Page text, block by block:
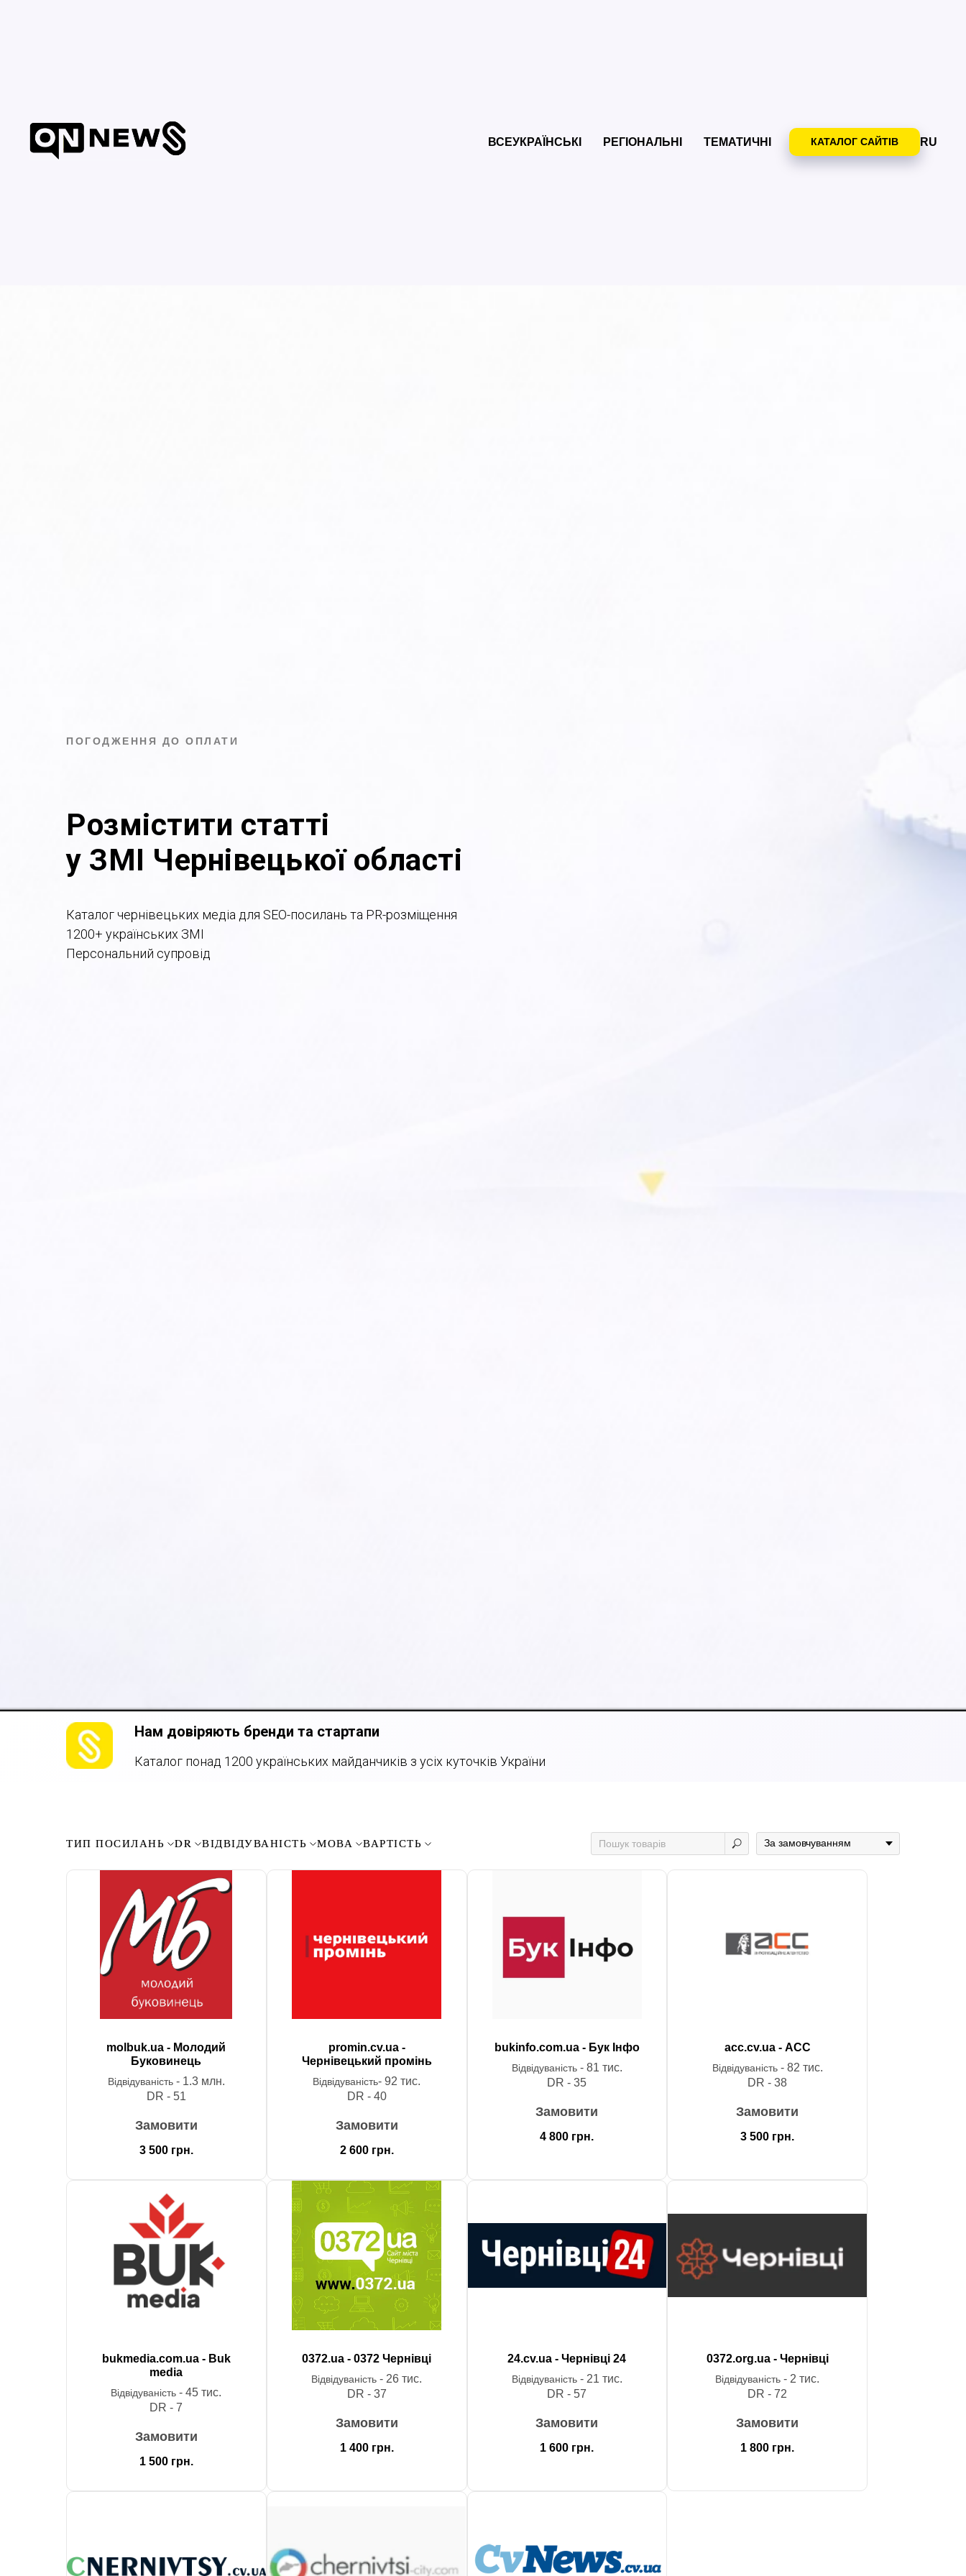
ВСЕУКРАЇНСЬКІ РЕГІОНАЛЬНІ ТЕМАТИЧНІ КАТАЛОГ САЙТІВ RU
ПОГОДЖЕННЯ ДО ОПЛАТИ
Розмістити статті
у ЗМІ Чернівецької області
Каталог чернівецьких медіа для SEO-посилань та PR-розміщення
1200+ українських ЗМІ
Персональний супровід
Нам довіряють бренди та стартапи
Каталог понад 1200 українських майданчиків з усіх куточків України
ТИП ПОСИЛАНЬ DR ВІДВІДУВАНІСТЬ МОВА ВАРТІСТЬ
molbuk.ua - Молодий
Буковинець
Відвідуваність- 1.3 млн.
DR - 51
Замовити
3 500 грн.
promin.cv.ua -
Чернівецький промінь
Відвідуваність- 92 тис.
DR - 40
Замовити
2 600 грн.
bukinfo.com.ua - Бук Інфо
Відвідуваність- 81 тис.
DR - 35
Замовити
4 800 грн.
acc.cv.ua - АСС
Відвідуваність- 82 тис.
DR - 38
Замовити
3 500 грн.
bukmedia.com.ua - Buk
media
Відвідуваність - 45 тис.
DR - 7
Замовити
1 500 грн.
0372.ua - 0372 Чернівці
Відвідуваність - 26 тис.
DR - 37
Замовити
1 400 грн.
24.cv.ua - Чернівці 24
Відвідуваність- 21 тис.
DR - 57
Замовити
1 600 грн.
0372.org.ua - Чернівці
Відвідуваність - 2 тис.
DR - 72
Замовити
1 800 грн.